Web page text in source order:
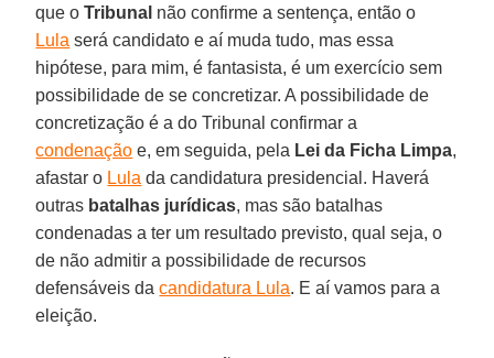
que oTribunal não confirme a sentença, então o
Lula será candidato e aí muda tudo, mas essa
hipótese, para mim, é fantasista, é um exercício sem
possibilidade de se concretizar. A possibilidade de
concretização é a do Tribunal confirmar a
condenação e, em seguida, pela Lei da Ficha Limpa,
afastar o Lula da candidatura presidencial. Haverá
outras batalhas jurídicas, mas são batalhas
condenadas a ter um resultado previsto, qual seja, o
de não admitir a possibilidade de recursos
defensáveis dacandidatura Lula. E aí vamos para a
eleição.